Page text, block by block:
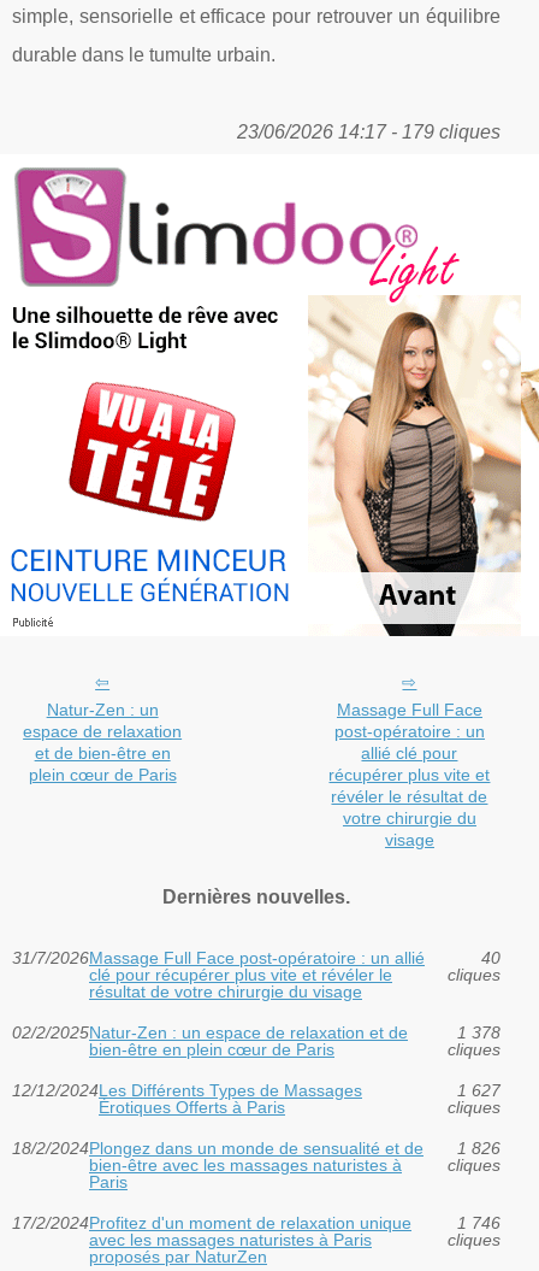
simple, sensorielle et efficace pour retrouver un équilibre
durable dans le tumulte urbain.
23/06/2026 14:17 - 179 cliques
Natur-Zen : un
espace de relaxation
et de bien-être en
plein cœur de Paris
Massage Full Face
post-opératoire : un
allié clé pour
récupérer plus vite et
révéler le résultat de
votre chirurgie du
visage
Dernières nouvelles.
31/7/2026Massage Full Face post-opératoire : un allié
clé pour récupérer plus vite et révéler le
résultat de votre chirurgie du visage
40
cliques
02/2/2025Natur-Zen : un espace de relaxation et de
bien-être en plein cœur de Paris
1 378
cliques
12/12/2024Les Différents Types de Massages
Érotiques Offerts à Paris
1 627
cliques
18/2/2024Plongez dans un monde de sensualité et de
bien-être avec les massages naturistes à
Paris
1 826
cliques
17/2/2024Profitez d'un moment de relaxation unique
avec les massages naturistes à Paris
proposés par NaturZen
1 746
cliques